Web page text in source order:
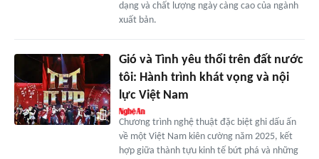
dạng và chất lượng ngày càng cao của ngành
xuất bản.
Gió và Tình yêu thổi trên đất nước
tôi: Hành trình khát vọng và nội
lực Việt Nam
Chương trình nghệ thuật đặc biệt ghi dấu ấn
về một Việt Nam kiên cường năm 2025, kết
hợp giữa thành tựu kinh tế bứt phá và những